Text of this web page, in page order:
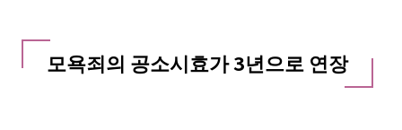
모욕죄의 공소시효가 3년으로 연장